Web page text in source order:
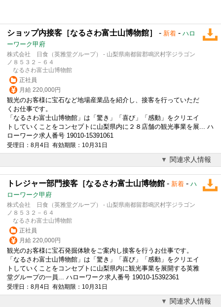
ショップ内接客［なるさわ富士山博物館］ - 新着 - ハロ
ーワーク甲府
株式会社 日食（英雅堂グループ） - 山梨県南都留郡鳴沢村字ジラゴン
ノ８５３２－６４
なるさわ富士山博物館
正社員
月給 220,000円
観光のお客様に宝石など地場産業品を紹介し、接客を行っていただ
くお仕事です。
「なるさわ富士山博物館」は「驚き」「喜び」「感動」をクリエイ
トしていくことをコンセプトに山梨県内に２８店舗の観光事業を展... ハ
ローワーク求人番号 19010-15391061
受理日：8月4日 有効期限：10月31日
関連求人情報
トレジャー部門接客［なるさわ富士山博物館 - 新着 - ハ
ローワーク甲府
株式会社 日食（英雅堂グループ） - 山梨県南都留郡鳴沢村字ジラゴン
ノ８５３２－６４
なるさわ富士山博物館
正社員
月給 220,000円
観光のお客様に宝石発掘体験をご案内し接客を行うお仕事です。
「なるさわ富士山博物館」は「驚き」「喜び」「感動」をクリエイ
トしていくことをコンセプトに山梨県内に観光事業を展開する英雅
堂グループの一員... ハローワーク求人番号 19010-15392361
受理日：8月4日 有効期限：10月31日
関連求人情報